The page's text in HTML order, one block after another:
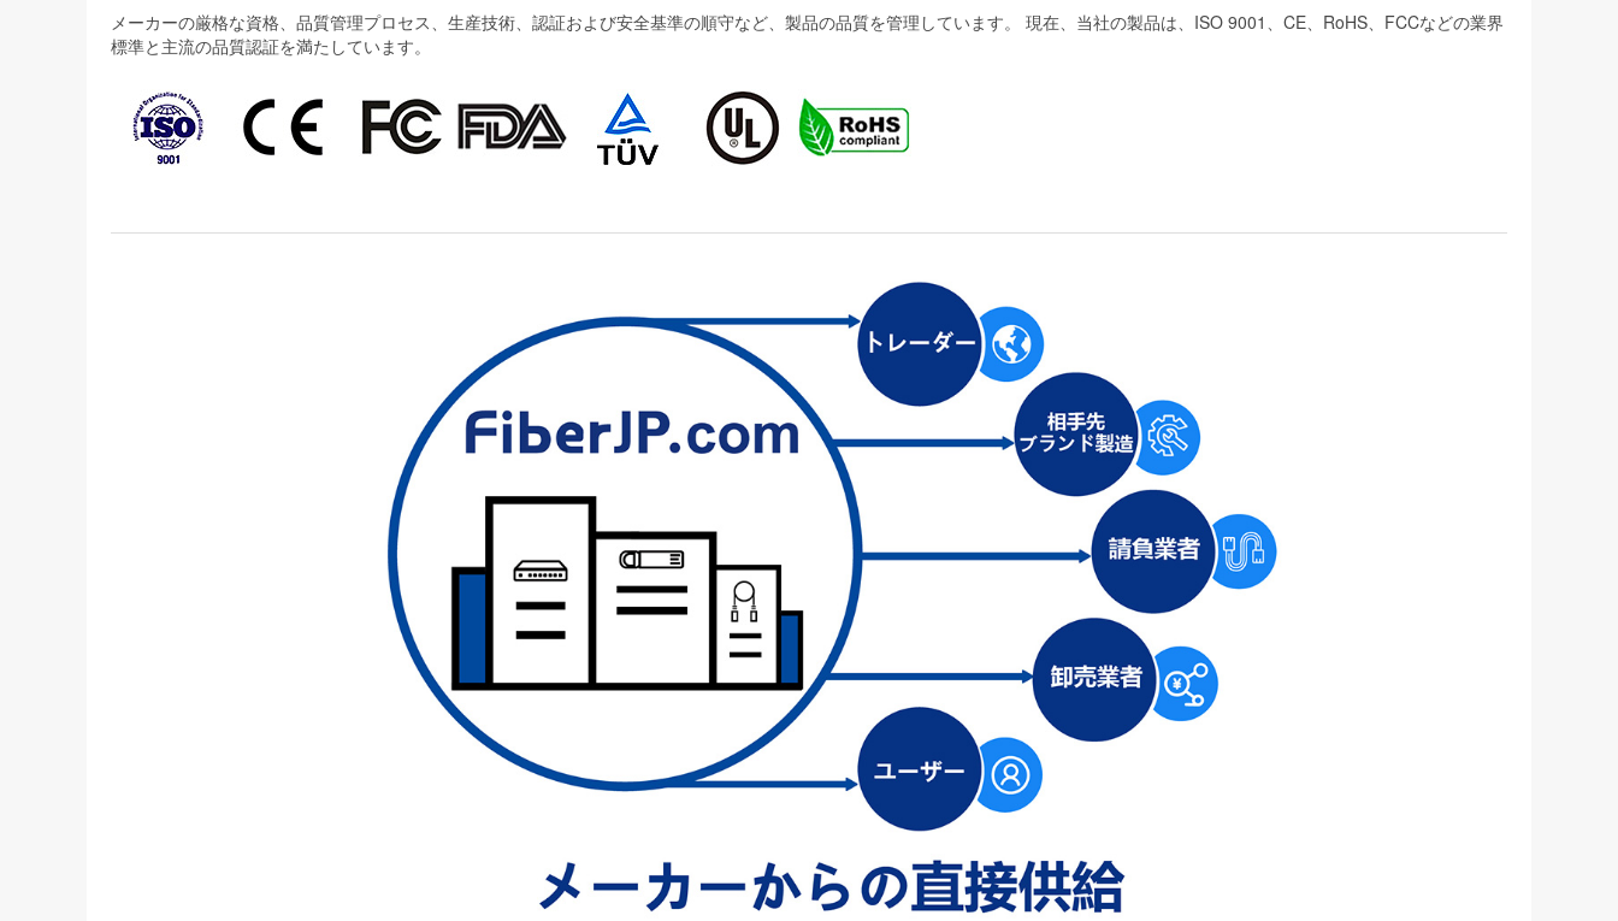
メーカーの厳格な資格、品質管理プロセス、生産技術、認証および安全基準の順守など、製品の品質を管理しています。 現在、当社の製品は、ISO 9001、CE、RoHS、FCCなどの業界
標準と主流の品質認証を満たしています。